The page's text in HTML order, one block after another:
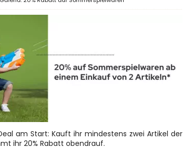
am Start: Kauft ihr mindestens zwei Artikel der
ihr 20% Rabatt obendrauf.